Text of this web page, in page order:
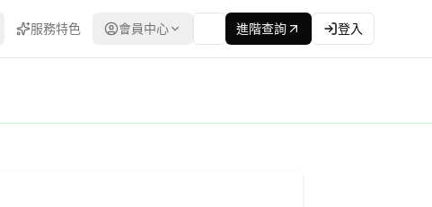
服務特色 會員中心 進階查詢 登入
購網（公共工程委員會） | 更新時間：2026-04-